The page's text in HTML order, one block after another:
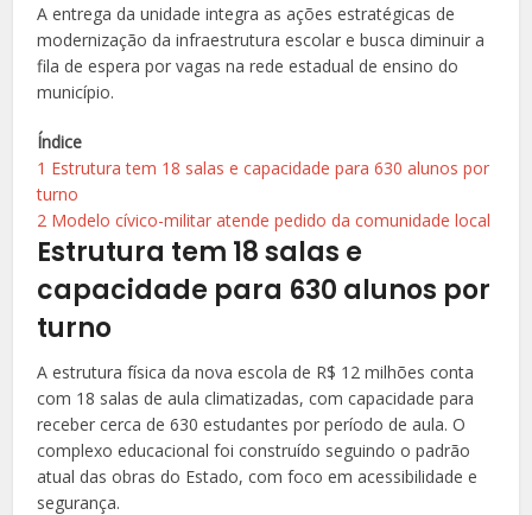
A entrega da unidade integra as ações estratégicas de
modernização da infraestrutura escolar e busca diminuir a
fila de espera por vagas na rede estadual de ensino do
município.
Índice
1 Estrutura tem 18 salas e capacidade para 630 alunos por
turno
2 Modelo cívico-militar atende pedido da comunidade local
Estrutura tem 18 salas e
capacidade para 630 alunos por
turno
A estrutura física da nova escola de R$ 12 milhões conta
com 18 salas de aula climatizadas, com capacidade para
receber cerca de 630 estudantes por período de aula. O
complexo educacional foi construído seguindo o padrão
atual das obras do Estado, com foco em acessibilidade e
segurança.